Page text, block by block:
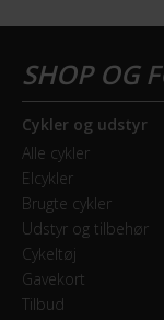
Cykler og udstyr
Alle cykler
Elcykler
Brugte cykler
Udstyr og tilbehør
Cykeltøj
Gavekort
Tilbud